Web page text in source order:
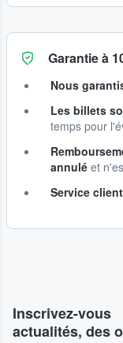
Garantie à
Nous
Les billets
temps pour
annulé et
Service
Inscrivez-
actualités, des